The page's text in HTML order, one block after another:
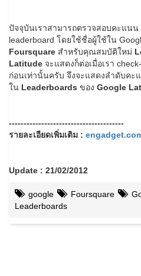
ปัจจุบันเราสามารถตรวจสอบคะแนน
leaderboard โดยใช้ชื่อผู้ใช้ใน
Foursquare สำหรับคุณสมบัติใหม่
Latitude จะแสดงก็ต่อเมื่อเรา
ก่อนเท่านั้นครับ จึงจะแสดงลำดับคะ
ใน Leaderboards ของ Google
---------------------------------------
รายละเอียดเพิ่มเติม :
Update : 21/02/2012
google Foursquare
Leaderboards